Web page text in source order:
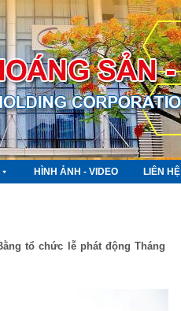
HÌNH ẢNH - VIDEO LIÊN HỆ
tổ chức lễ phát động Tháng